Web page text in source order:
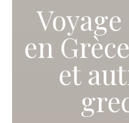
en
et